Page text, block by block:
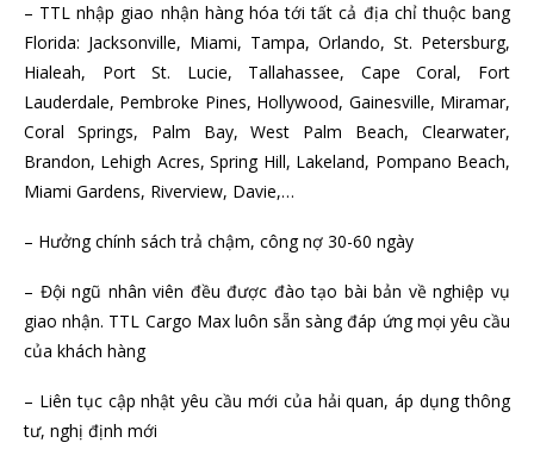
– TTL nhập giao nhận hàng hóa tới tất cả địa chỉ thuộc bang
Florida: Jacksonville, Miami, Tampa, Orlando, St. Petersburg,
Hialeah, Port St. Lucie, Tallahassee, Cape Coral, Fort
Lauderdale, Pembroke Pines, Hollywood, Gainesville, Miramar,
Coral Springs, Palm Bay, West Palm Beach, Clearwater,
Brandon, Lehigh Acres, Spring Hill, Lakeland, Pompano Beach,
Miami Gardens, Riverview, Davie,…
– Hưởng chính sách trả chậm, công nợ 30-60 ngày
– Đội ngũ nhân viên đều được đào tạo bài bản về nghiệp vụ
giao nhận. TTL Cargo Max luôn sẵn sàng đáp ứng mọi yêu cầu
của khách hàng
– Liên tục cập nhật yêu cầu mới của hải quan, áp dụng thông
tư, nghị định mới